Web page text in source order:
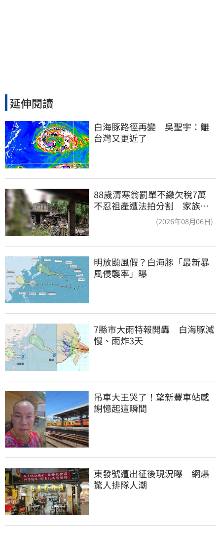
延伸閱讀
白海豚路徑再變　吳聖宇：離
台灣又更近了
88歲清寒翁罰單不繳欠稅7萬
不忍祖產遭法拍分割 家族按
(2026年08月06日)
明放颱風假？白海豚「最新暴
風侵襲率」曝
7縣市大雨特報開轟　白海豚減
慢、雨炸3天
吊車大王哭了！望新豐車站感
謝憶起這瞬間
東發號遭出征後現況曝　網爆
驚人排隊人潮